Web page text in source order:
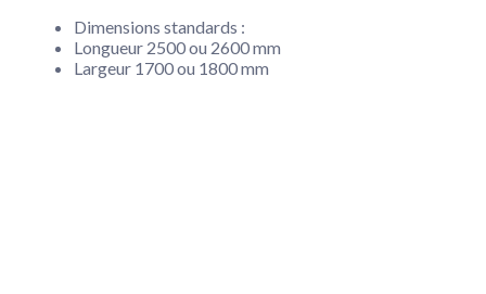
Dimensions standards :
Longueur 2500 ou 2600 mm
Largeur 1700 ou 1800 mm